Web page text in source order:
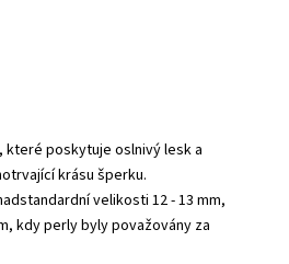
poskytuje oslnivý lesk a
krásu šperku.
velikosti 12 - 13 mm,
kdy perly byly považovány za